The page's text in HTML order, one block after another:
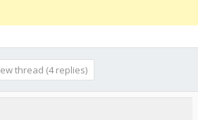
thread (4 replies)